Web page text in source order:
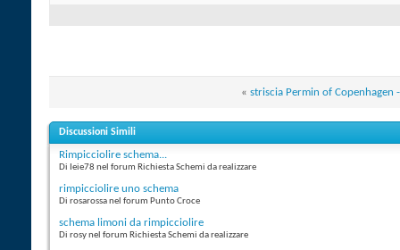
« striscia Permin of Copenhagen
Discussioni Simili
Rimpicciolire schema...
Di Ieie78 nel forum Richiesta Schemi da realizzare
rimpicciolire uno schema
Di rosarossa nel forum Punto Croce
schema limoni da rimpicciolire
Di rosy nel forum Richiesta Schemi da realizzare